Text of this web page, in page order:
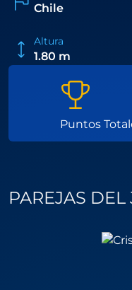
Chile
Altura
1.80 m
Puntos
PAREJAS